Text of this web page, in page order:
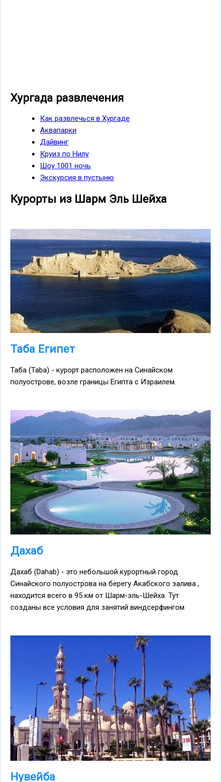
Хургада развлечения
Как развлечься в Хургаде
Аквапарки
Дайвинг
Круиз по Нилу
Шоу 1001 ночь
Экскурсия в пустыню
Курорты из Шарм Эль Шейха
Таба Египет
Таба (Taba) - курорт расположен на Синайском
полуострове, возле границы Египта с Израилем.
Дахаб
Дахаб (Dahab) - это небольшой курортный город
Синайского полуострова на берегу Акабского залива ,
находится всего в 95 км от Шарм-эль-Шейха. Тут
созданы все условия для занятий виндсерфингом
Нувейба